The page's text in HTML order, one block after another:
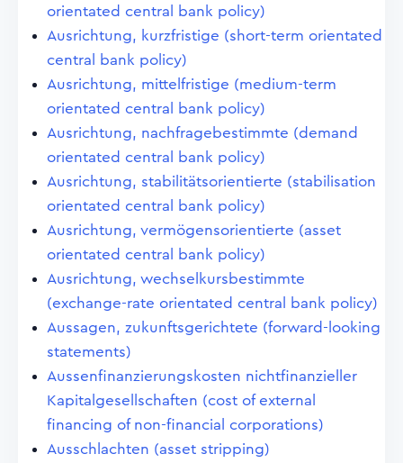
orientated central bank policy)
Ausrichtung, kurzfristige (short-term orientated
central bank policy)
Ausrichtung, mittelfristige (medium-term
orientated central bank policy)
Ausrichtung, nachfragebestimmte (demand
orientated central bank policy)
Ausrichtung, stabilitätsorientierte (stabilisation
orientated central bank policy)
Ausrichtung, vermögensorientierte (asset
orientated central bank policy)
Ausrichtung, wechselkursbestimmte
(exchange-rate orientated central bank policy)
Aussagen, zukunftsgerichtete (forward-looking
statements)
Aussenfinanzierungskosten nichtfinanzieller
Kapitalgesellschaften (cost of external
financing of non-financial corporations)
Ausschlachten (asset stripping)